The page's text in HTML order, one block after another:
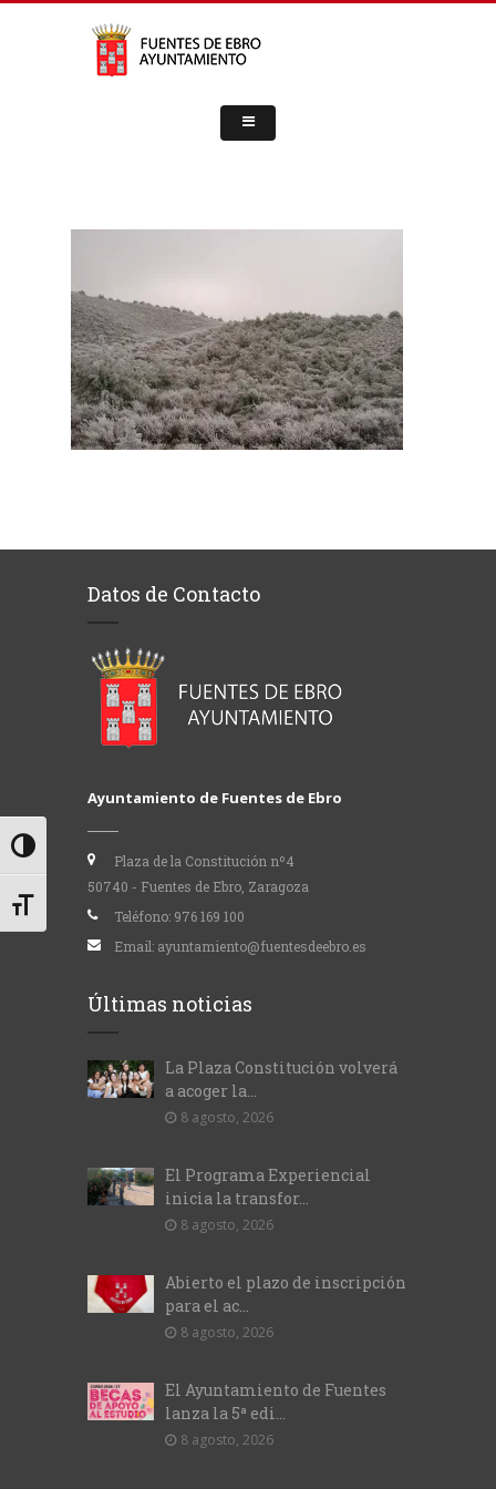
Alternar alto contraste
Alternar tamaño de letra
Datos de Contacto
Ayuntamiento de Fuentes de Ebro
Plaza de la Constitución nº4
50740 - Fuentes de Ebro, Zaragoza
Teléfono: 976 169 100
Email: ayuntamiento@fuentesdeebro.es
Últimas noticias
La Plaza Constitución volverá
a acoger la...
8 agosto, 2026
El Programa Experiencial
inicia la transfor...
8 agosto, 2026
Abierto el plazo de inscripción
para el ac...
8 agosto, 2026
El Ayuntamiento de Fuentes
lanza la 5ª edi...
8 agosto, 2026